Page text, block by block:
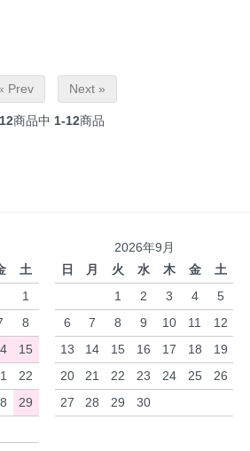
Prev Next »
12商品中 1-12商品
土
1
8
15
22
29
2026年9月
日
月 火 水 木 金
土
1
2 3 4
5
6
7 8 9 10 11
12
13
14 15 16 17 18
19
20
21 22 23 24 25
26
27
28 29 30